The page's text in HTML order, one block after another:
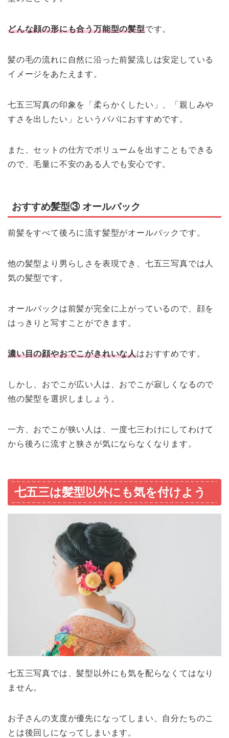
どんな顔の形にも合う万能型の髪型です。
髪の毛の流れに自然に沿った前髪流しは安定している
イメージをあたえます。
七五三写真の印象を「柔らかくしたい」、「親しみや
すさを出したい」というパパにおすすめです。
また、セットの仕方でボリュームを出すこともできる
ので、毛量に不安のある人でも安心です。
おすすめ髪型③ オールバック
前髪をすべて後ろに流す髪型がオールバックです。
他の髪型より男らしさを表現でき、七五三写真では人
気の髪型です。
オールバックは前髪が完全に上がっているので、顔を
はっきりと写すことができます。
濃い目の顔やおでこがきれいな人はおすすめです。
しかし、おでこが広い人は、おでこが寂しくなるので
他の髪型を選択しましょう。
一方、おでこが狭い人は、一度七三わけにしてわけて
から後ろに流すと狭さが気にならなくなります。
七五三は髪型以外にも気を付けよう
七五三写真では、髪型以外にも気を配らなくてはなり
ません。
お子さんの支度が優先になってしまい、自分たちのこ
とは後回しになってしまいます。